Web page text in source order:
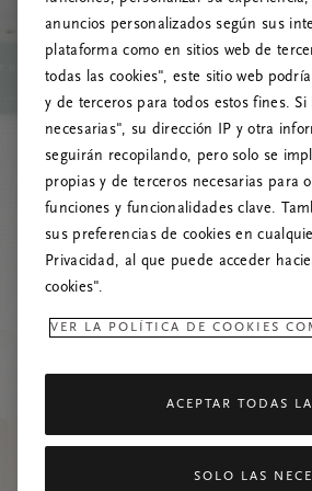
anuncios personalizados según sus
plataforma como en sitios web de
todas las cookies", este sitio web
y de terceros para todos estos fines. Si
necesarias", su dirección IP y otra
seguirán recopilando, pero solo se
propias y de terceros necesarias para
funciones y funcionalidades clave.
sus preferencias de cookies en
Privacidad, al que puede acceder
cookies".
VER LA POLÍTICA DE COOKIES
ACEPTAR TODAS
SOLO LAS